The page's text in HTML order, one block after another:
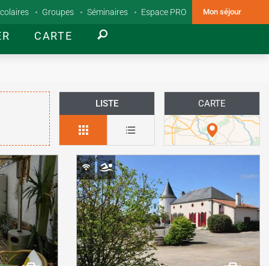
CARTE
Groupes Séminaires Espace PRO Mon séjour
LISTE CARTE